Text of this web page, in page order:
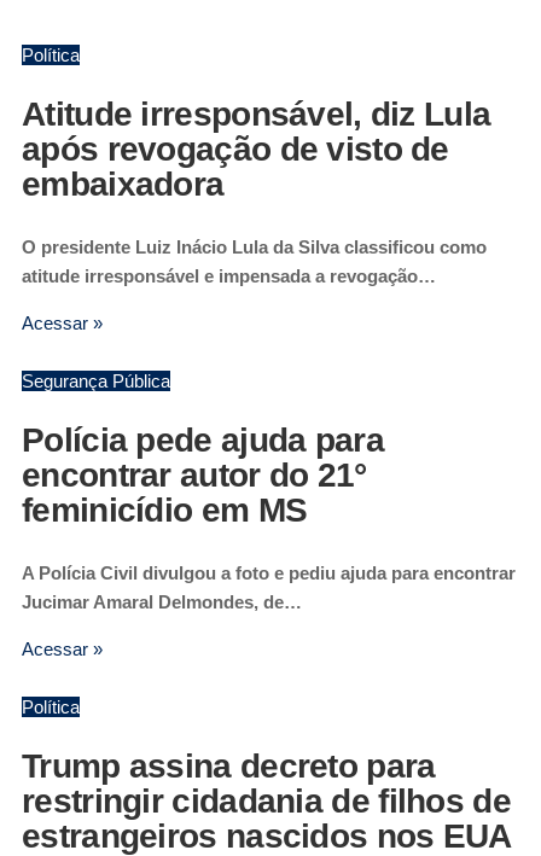
Política
Atitude irresponsável, diz Lula
após revogação de visto de
embaixadora
O presidente Luiz Inácio Lula da Silva classificou como
atitude irresponsável e impensada a revogação…
Acessar »
Segurança Pública
Polícia pede ajuda para
encontrar autor do 21°
feminicídio em MS
A Polícia Civil divulgou a foto e pediu ajuda para encontrar
Jucimar Amaral Delmondes, de…
Acessar »
Política
Trump assina decreto para
restringir cidadania de filhos de
estrangeiros nascidos nos EUA